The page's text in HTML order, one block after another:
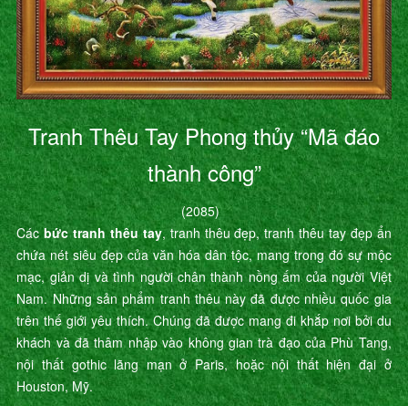
Tranh Thêu Tay Phong thủy “Mã đáo
thành công”
(2085)
Cácbức tranh thêu tay, tranh thêu đẹp, tranh thêu tay đẹp ẩn
chứa nét siêu đẹp của văn hóa dân tộc, mang trong đó sự mộc
mạc, giản dị và tình người chân thành nồng ấm của người Việt
Nam. Những sản phẩm tranh thêu này đã được nhiều quốc gia
trên thế giới yêu thích. Chúng đã được mang đi khắp nơi bởi du
khách và đã thâm nhập vào không gian trà đạo của Phù Tang,
nội thất gothic lãng mạn ở Paris, hoặc nội thất hiện đại ở
Houston, Mỹ.